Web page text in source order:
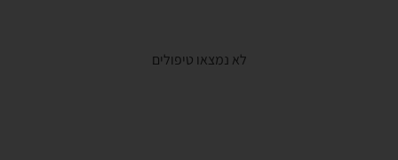
לא נמצאו טיפולים